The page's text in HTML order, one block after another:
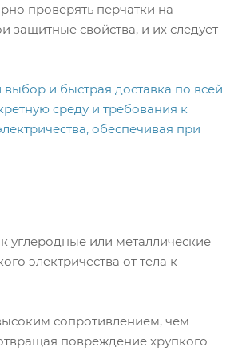
проверять перчатки на
защитные свойства, и их следует
и быстрая доставка по всей
среду и требования к
обеспечивая при
углеродные или металлические
электричества от тела к
сопротивлением, чем
повреждение хрупкого